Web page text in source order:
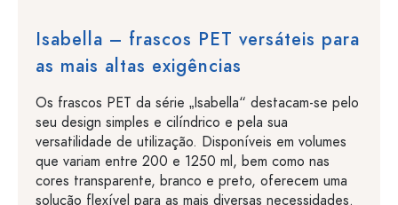
Isabella – frascos PET versáteis para
as mais altas exigências
Os frascos PET da série „Isabella“ destacam-se pelo
seu design simples e cilíndrico e pela sua
versatilidade de utilização. Disponíveis em volumes
que variam entre 200 e 1250 ml, bem como nas
cores transparente, branco e preto, oferecem uma
solução flexível para as mais diversas necessidades.